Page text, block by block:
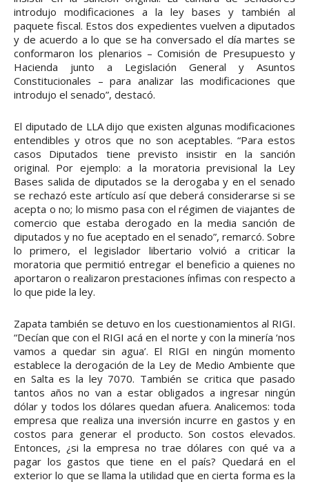
introdujo modificaciones a la ley bases y también al
paquete fiscal. Estos dos expedientes vuelven a diputados
y de acuerdo a lo que se ha conversado el día martes se
conformaron los plenarios – Comisión de Presupuesto y
Hacienda junto a Legislación General y Asuntos
Constitucionales – para analizar las modificaciones que
introdujo el senado”, destacó.
El diputado de LLA dijo que existen algunas modificaciones
entendibles y otros que no son aceptables. “Para estos
casos Diputados tiene previsto insistir en la sanción
original. Por ejemplo: a la moratoria previsional la Ley
Bases salida de diputados se la derogaba y en el senado
se rechazó este artículo así que deberá considerarse si se
acepta o no; lo mismo pasa con el régimen de viajantes de
comercio que estaba derogado en la media sanción de
diputados y no fue aceptado en el senado”, remarcó. Sobre
lo primero, el legislador libertario volvió a criticar la
moratoria que permitió entregar el beneficio a quienes no
aportaron o realizaron prestaciones ínfimas con respecto a
lo que pide la ley.
Zapata también se detuvo en los cuestionamientos al RIGI.
“Decían que con el RIGI acá en el norte y con la minería ‘nos
vamos a quedar sin agua’. El RIGI en ningún momento
establece la derogación de la Ley de Medio Ambiente que
en Salta es la ley 7070. También se critica que pasado
tantos años no van a estar obligados a ingresar ningún
dólar y todos los dólares quedan afuera. Analicemos: toda
empresa que realiza una inversión incurre en gastos y en
costos para generar el producto. Son costos elevados.
Entonces, ¿si la empresa no trae dólares con qué va a
pagar los gastos que tiene en el país? Quedará en el
exterior lo que se llama la utilidad que en cierta forma es la